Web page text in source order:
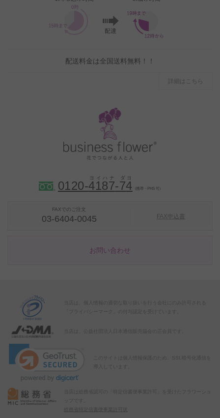
配送料金は全国送料無料！！
詳細はこちら
0120-4187-74 （携帯・PHS 可）
FAXでのご注文
03-6404-0045 FAX申込書
お問い合わせ
当店は、個人情報の適切な取り扱いを行う会社にのみ許可される
「プライバシーマーク」の付与認定を受けています。
このサイトは個人情報保護のため、SSL暗号化通信を
導入しています。
当店は総務省認可の「特定信書便事業許可」を受けたフラワーショ
総務省特定信書便事業許可状